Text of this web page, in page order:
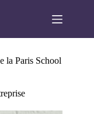
la Paris School